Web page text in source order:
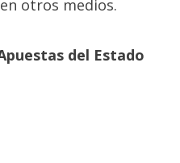
otros medios.
del Estado